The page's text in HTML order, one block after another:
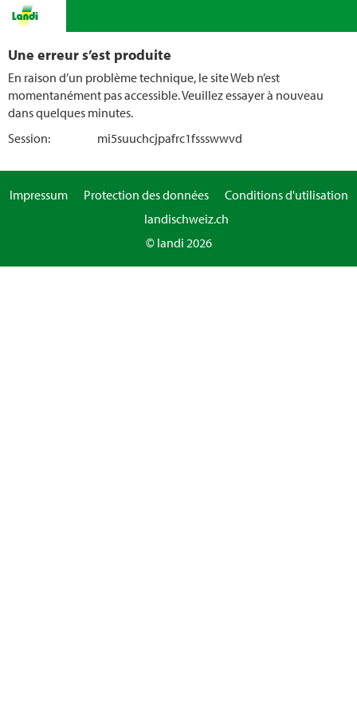
Une erreur s’est produite
En raison d’un problème technique, le site Web n’est
momentanément pas accessible. Veuillez essayer à nouveau
dans quelques minutes.
Session:
mi5suuchcjpafrc1fssswwvd
Impressum Protection des données
Conditions d'utilisation
landischweiz.ch
© landi 2026